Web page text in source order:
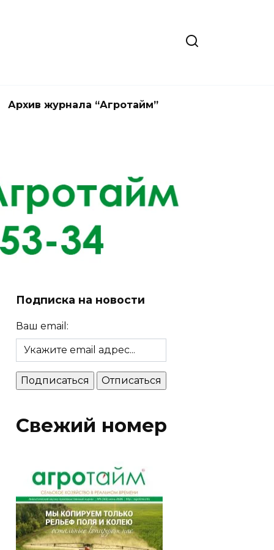
Архив журнала “Агротайм”
Подписка на новости
Ваш email:
Свежий номер